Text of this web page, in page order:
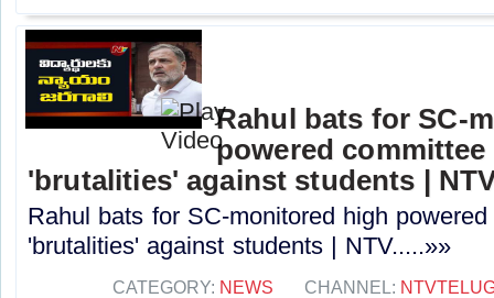
Rahul bats for SC-
powered
'brutalities' against students |
Rahul bats for SC-monitored high
'brutalities' against students | NTV.....»»
CATEGORY: NEWS CHANNEL: